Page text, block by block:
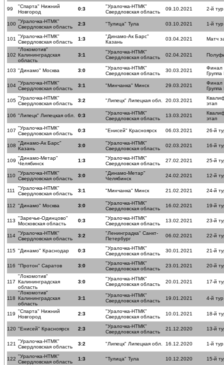
99
"Спарта" Нижний
Новгород
0:3
"Уралочка-НТМК"
Свердловская область
09.10.2021 2-й тур
100 "Уралочка-НТМК"
Свердловская область
2:3 "Тулица" Тула 03.10.2021 1-й тур
101 "Уралочка-НТМК"
Свердловская область
1:3
"Динамо-Ак Барс"
Казань
03.04.2021 Матч
102
"Локомотив"
Калининградская
область
3:1
"Уралочка-НТМК"
Свердловская область
02.04.2021
103 "Динамо" Москва 3:0
"Уралочка-НТМК"
Свердловская область
30.03.2021
Финал
Группа
104 "Уралочка-НТМК"
Свердловская область
3:1 "Минчанка" Минск 29.03.2021
Финал
Группа
105 "Уралочка-НТМК"
Свердловская область
3:2 "Липецк" Липецкая обл. 20.03.2021
этап
106 "Липецк" Липецкая обл. 0:3
"Уралочка-НТМК"
Свердловская область
13.03.2021
этап
107 "Уралочка-НТМК"
Свердловская область
0:3 "Енисей" Красноярск 06.03.2021 26-й
108 "Динамо-Ак Барс"
Казань
3:0
"Уралочка-НТМК"
Свердловская область
02.03.2021 16-й
109 "Динамо-Метар"
Челябинск
1:3
"Уралочка-НТМК"
Свердловская область
27.02.2021 25-й
110 "Уралочка-НТМК"
Свердловская область
3:0
"Динамо-Метар"
Челябинск
24.02.2021 12-й
111
"Уралочка-НТМК"
Свердловская область
3:1 "Минчанка" Минск 21.02.2021 24-й
112 "Динамо" Москва 3:0
"Уралочка-НТМК"
Свердловская область
16.02.2021 19-й
113 "Заречье-Одинцово"
Московская область
0:3
"Уралочка-НТМК"
Свердловская область
13.02.2021 23-й
114 "Уралочка-НТМК"
Свердловская область
3:2
"Ленинградка" Санкт-
Петербург
06.02.2021 22-й
115 "Динамо" Краснодар 0:3
"Уралочка-НТМК"
Свердловская область
30.01.2021 21-й
116 "Протон" Саратов 3:0
"Уралочка-НТМК"
Свердловская область
23.01.2021 20-й
117
"Локомотив"
Калининградская
область
3:0
"Уралочка-НТМК"
Свердловская область
20.01.2021 17-й
118
"Локомотив"
Калининградская
область
3:1
"Уралочка-НТМК"
Свердловская область
19.01.2021 4-й тур
119 "Спарта" Нижний
Новгород
2:3
"Уралочка-НТМК"
Свердловская область
10.01.2021 18-й
120 "Енисей" Красноярск 2:3
"Уралочка-НТМК"
Свердловская область
21.12.2020 13-й
121 "Уралочка-НТМК"
Свердловская область
3:2 "Липецк" Липецкая обл. 16.12.2020 1-й тур
122 "Уралочка-НТМК"
Свердловская область
1:3 "Тулица" Тула 10.12.2020 15-й